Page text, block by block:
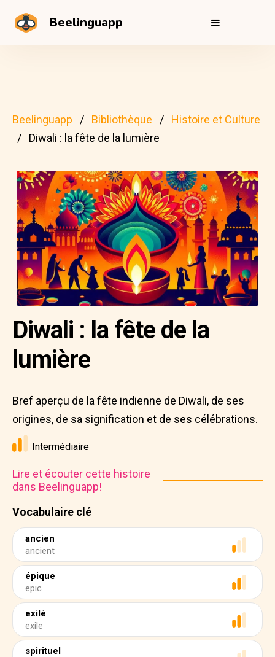
Beelinguapp
Beelinguapp Bibliothèque
Histoire et Culture
Diwali : la fête de la lumière
Vocabulaire clé
ancien
ancient
épique
epic
exilé
exile
spirituel
Diwali : la fête de la
lumière
Bref aperçu de la fête indienne de Diwali, de ses
origines, de sa signification et de ses célébrations.
Intermédiaire
Lire et écouter cette histoire
dans Beelinguapp!